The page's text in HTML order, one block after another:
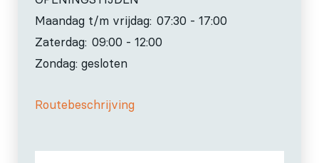
Maandag t/m vrijdag: 07:30 - 17:00
Zaterdag: 09:00 - 12:00
Zondag: gesloten
Routebeschrijving